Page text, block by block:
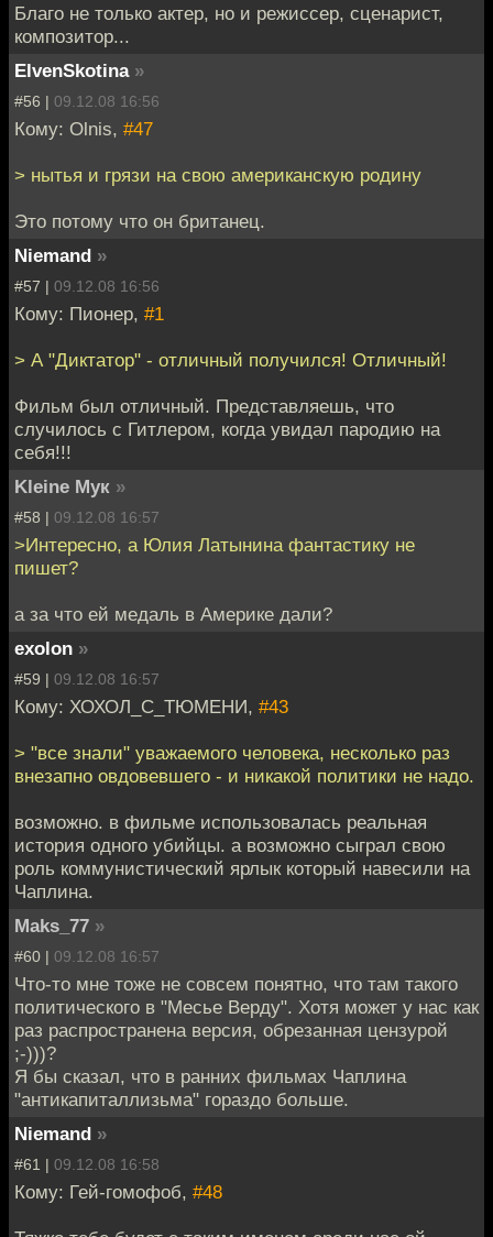
Благо не только актер, но и режиссер, сценарист,
композитор...
ElvenSkotina »
#56 | 09.12.08 16:56
Кому: Olnis, #47
> нытья и грязи на свою американскую родину
Это потому что он британец.
Niemand »
#57 | 09.12.08 16:56
Кому: Пионер, #1
> А "Диктатор" - отличный получился! Отличный!
Фильм был отличный. Представляешь, что
случилось с Гитлером, когда увидал пародию на
себя!!!
Kleine Мук »
#58 | 09.12.08 16:57
>Интересно, а Юлия Латынина фантастику не
пишет?
а за что ей медаль в Америке дали?
exolon »
#59 | 09.12.08 16:57
Кому: ХОХОЛ_С_ТЮМЕНИ, #43
> "все знали" уважаемого человека, несколько раз
внезапно овдовевшего - и никакой политики не надо.
возможно. в фильме использовалась реальная
история одного убийцы. а возможно сыграл свою
роль коммунистический ярлык который навесили на
Чаплина.
Maks_77 »
#60 | 09.12.08 16:57
Что-то мне тоже не совсем понятно, что там такого
политического в "Месье Верду". Хотя может у нас как
раз распространена версия, обрезанная цензурой
;-)))?
Я бы сказал, что в ранних фильмах Чаплина
"антикапиталлизьма" гораздо больше.
Niemand »
#61 | 09.12.08 16:58
Кому: Гей-гомофоб, #48